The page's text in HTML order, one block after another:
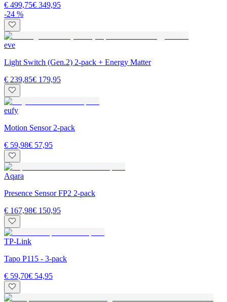
€ 499,75€ 349,95
-24 %
eve
Light Switch (Gen.2) 2-pack + Energy Matter
€ 239,85€ 179,95
eufy
Motion Sensor 2-pack
€ 59,98€ 57,95
Aqara
Presence Sensor FP2 2-pack
€ 167,98€ 150,95
TP-Link
Tapo P115 - 3-pack
€ 59,70€ 54,95